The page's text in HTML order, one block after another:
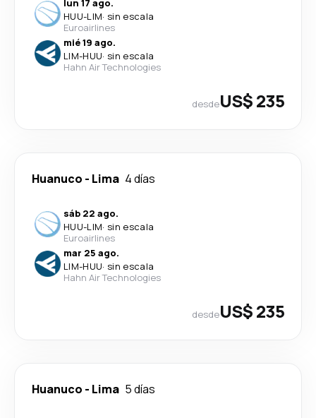
lun 17 ago.
HUU-LIM· sin escala
Euroairlines
mié 19 ago.
LIM-HUU· sin escala
Hahn Air Technologies
desdeUS$ 235
Huanuco - Lima 4 días
sáb 22 ago.
HUU-LIM· sin escala
Euroairlines
mar 25 ago.
LIM-HUU· sin escala
Hahn Air Technologies
desdeUS$ 235
Huanuco - Lima 5 días